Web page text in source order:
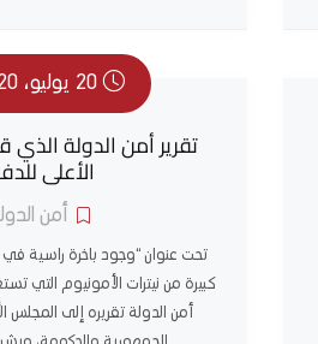
20 يوليو، 2020
تقرير أمن الدولة
الأعلى
أمن
تحت عنوان “وجود باخرة راسية
كبيرة من نيترات الأمونيوم التي
أمن الدولة تقريره إلى المجلس